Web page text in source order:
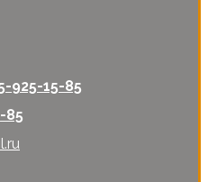
925-15-85
85